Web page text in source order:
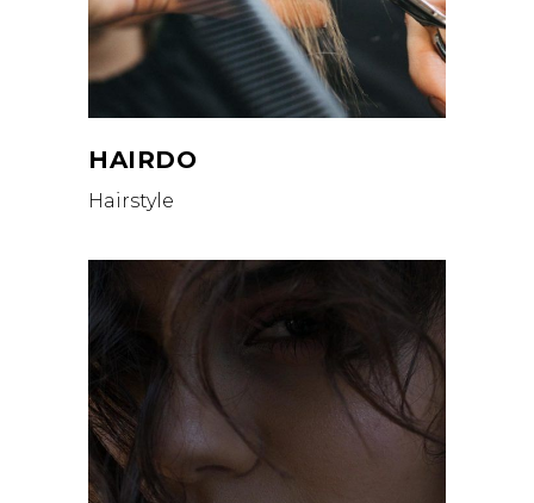
HAIRDO
Hairstyle